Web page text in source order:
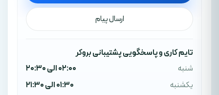
ارسال پیام
تایم کاری و پاسخگویی پشتیبانی بروکر
شنبه
02:00 الی 20:30
یکشنبه
01:30 الی 21:30